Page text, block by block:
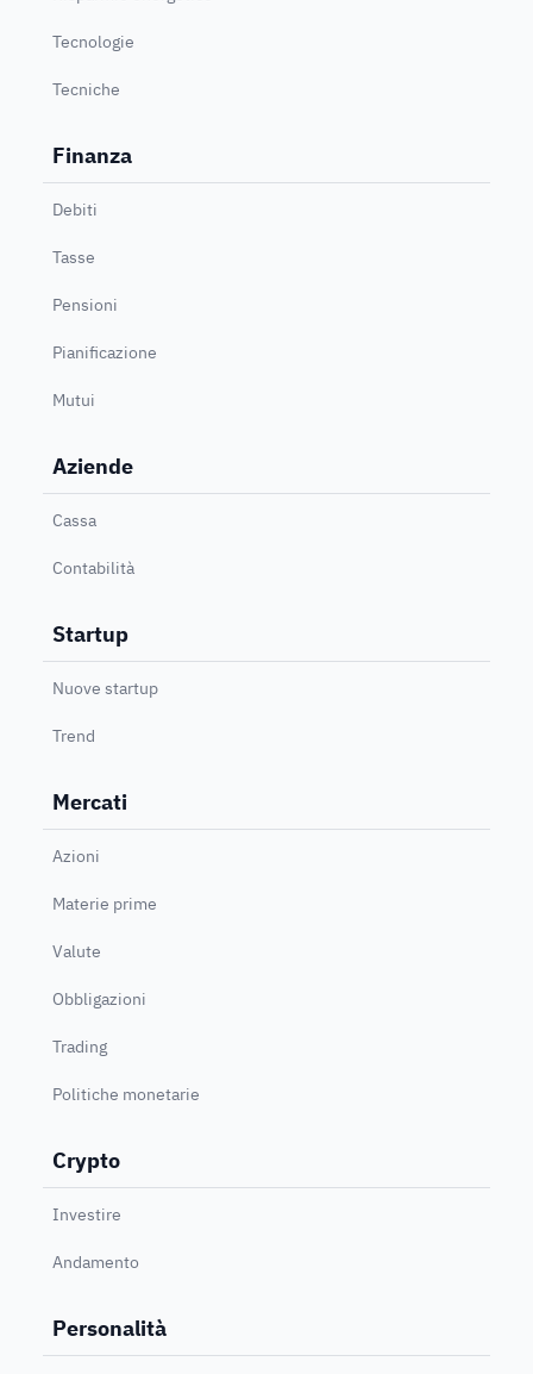
Tecnologie
Tecniche
Finanza
Debiti
Tasse
Pensioni
Pianificazione
Mutui
Aziende
Cassa
Contabilità
Startup
Nuove startup
Trend
Mercati
Azioni
Materie prime
Valute
Obbligazioni
Trading
Politiche monetarie
Crypto
Investire
Andamento
Personalità